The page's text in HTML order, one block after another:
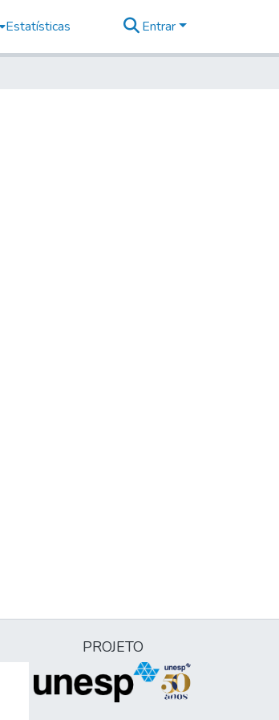
Estatísticas Entrar
PROJETO